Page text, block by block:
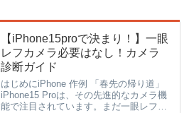
【iPhone15proで決まり！】一眼
レフカメラ必要はなし！カメラ
診断ガイド
はじめにiPhone 作例 「春先の帰り道」
iPhone15 Proは、その先進的なカメラ機
能で注目されています。まだ一眼レフカ